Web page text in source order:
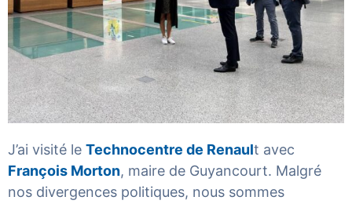
J’ai visité le Technocentre de Renault avec
François Morton, maire de Guyancourt. Malgré
nos divergences politiques, nous sommes